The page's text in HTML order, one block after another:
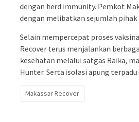
dengan herd immunity. Pemkot
dengan melibatkan sejumlah pihak
Selain mempercepat proses
Recover terus menjalankan
kesehatan melalui satgas Raika,
Hunter. Serta isolasi apung
Makassar Recover